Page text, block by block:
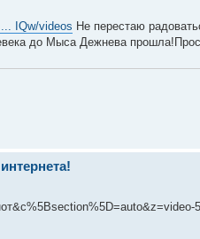
IQw/videos Не перестаю
до Мыса Дежнева